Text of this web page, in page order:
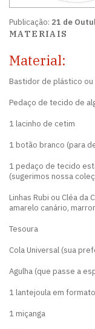
Publicação: 21 de
MATERIAIS
Material:
Bastidor de plástico ou
Pedaço de tecido de
1 lacinho de cetim
1 botão branco (para
1 pedaço de tecido
(sugerimos nossa
Linhas Rubi ou Cléa da
amarelo canário,
Tesoura
Cola Universal (sua
Agulha (que passe a
1 lantejoula em
1 miçanga